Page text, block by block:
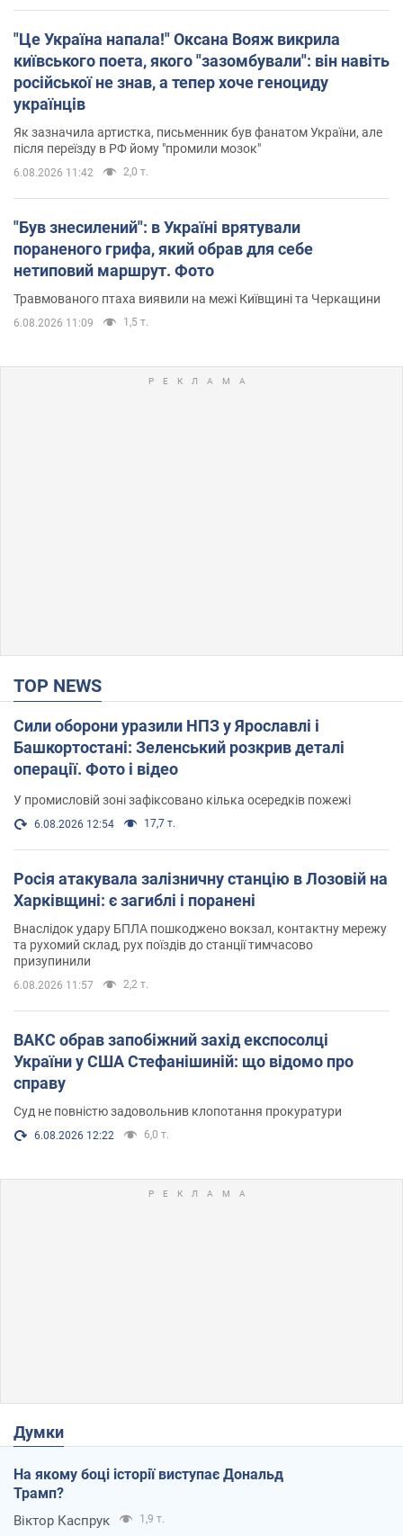
"Це Україна напала!" Оксана Вояж викрила
київського поета, якого "зазомбували": він навіть
російської не знав, а тепер хоче геноциду
українців
Як зазначила артистка, письменник був фанатом України, але
після переїзду в РФ йому "промили мозок"
6.08.2026 11:42 2,0 т.
"Був знесилений": в Україні врятували
пораненого грифа, який обрав для себе
нетиповий маршрут. Фото
Травмованого птаха виявили на межі Київщині та Черкащини
6.08.2026 11:09 1,5 т.
TOP NEWS
Сили оборони уразили НПЗ у Ярославлі і
Башкортостані: Зеленський розкрив деталі
операції. Фото і відео
У промисловій зоні зафіксовано кілька осередків пожежі
6.08.2026 12:54 17,7 т.
Росія атакувала залізничну станцію в Лозовій на
Харківщині: є загиблі і поранені
Внаслідок удару БПЛА пошкоджено вокзал, контактну мережу
та рухомий склад, рух поїздів до станції тимчасово
призупинили
6.08.2026 11:57 2,2 т.
ВАКС обрав запобіжний захід експосолці
України у США Стефанішиній: що відомо про
справу
Суд не повністю задовольнив клопотання прокуратури
6.08.2026 12:22 6,0 т.
Думки
На якому боці історії виступає Дональд
Трамп?
Віктор Каспрук 1,9 т.